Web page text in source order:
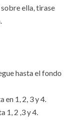
ella, tirase
hasta el fondo
en 1, 2, 3 y 4.
1, 2 ,3 y 4.